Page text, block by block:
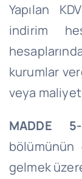
Yapılan
indirim
kurumlar
veya maliyet
MADDE
bölümünün
gelmek